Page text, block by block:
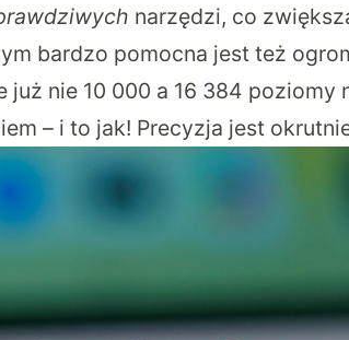
narzędzi, co
bardzo pomocna jest też
nie 10 000 a 16 384 poziomy
– i to jak! Precyzja jest